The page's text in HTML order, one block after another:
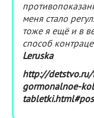
меня стало
тоже я ещё и в
способ
Leruska
http://
gormonalnoe-